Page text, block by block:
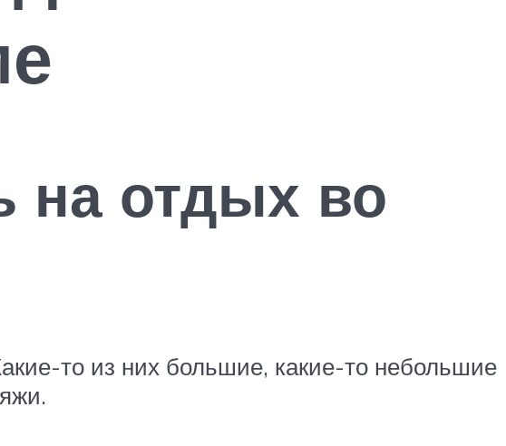
на отдых во
то из них большие, какие-то небольшие